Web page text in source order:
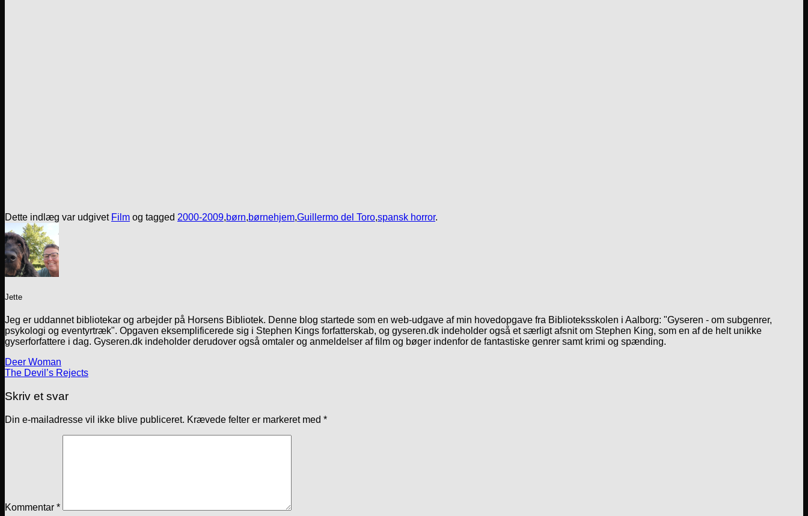
Dette indlæg var udgivet Film og tagged 2000-2009,børn,børnehjem,Guillermo del Toro,spansk horror.
Jette
Jeg er uddannet bibliotekar og arbejder på Horsens Bibliotek. Denne blog startede som en web-udgave af min hovedopgave fra Biblioteksskolen i Aalborg: "Gyseren - om subgenrer,
psykologi og eventyrtræk". Opgaven eksemplificerede sig i Stephen Kings forfatterskab, og gyseren.dk indeholder også et særligt afsnit om Stephen King, som en af de helt unikke
gyserforfattere i dag. Gyseren.dk indeholder derudover også omtaler og anmeldelser af film og bøger indenfor de fantastiske genrer samt krimi og spænding.
Deer Woman
The Devil’s Rejects
Skriv et svar
Din e-mailadresse vil ikke blive publiceret. Krævede felter er markeret med *
Kommentar *